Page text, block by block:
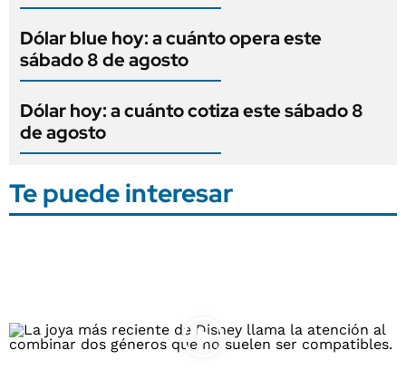
Dólar blue hoy: a cuánto opera este
sábado 8 de agosto
Dólar hoy: a cuánto cotiza este sábado 8
de agosto
Te puede interesar